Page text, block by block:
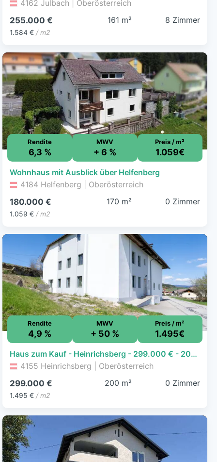
4162 Julbach | Oberösterreich
255.000 €
1.584 € / m2
161 m² 8 Zimmer
Rendite
6,3 %
MWV
+ 6 %
Preis / m²
1.059€
Wohnhaus mit Ausblick über Helfenberg
4184 Helfenberg | Oberösterreich
180.000 €
1.059 € / m2
170 m² 0 Zimmer
Rendite
4,9 %
MWV
+ 50 %
Preis / m²
1.495€
Haus zum Kauf - Heinrichsberg - 299.000 € - 200 m², 2.750 m² Grundstück
4155 Heinrichsberg | Oberösterreich
299.000 €
1.495 € / m2
200 m² 0 Zimmer